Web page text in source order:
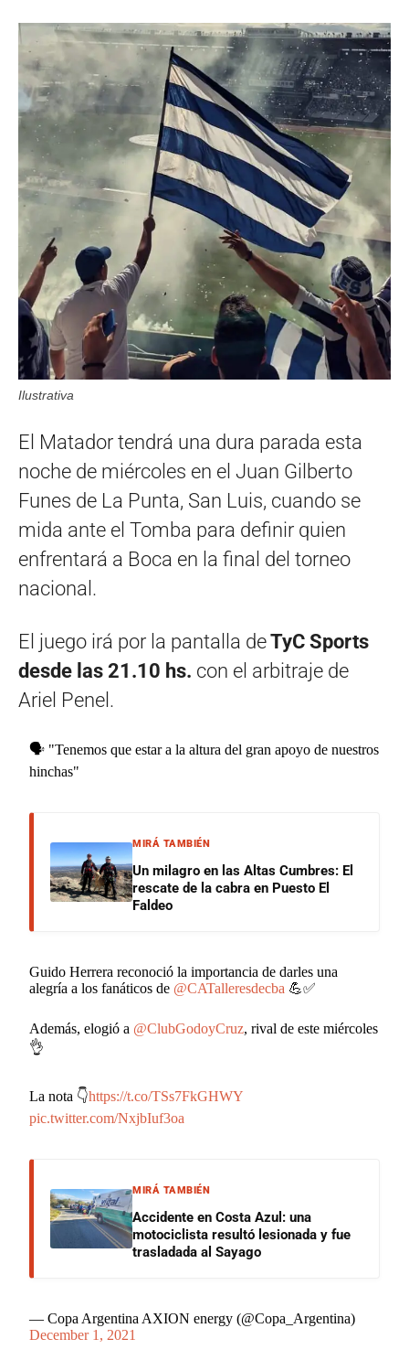
Ilustrativa
El Matador tendrá una dura parada esta
noche de miércoles en el Juan Gilberto
Funes de La Punta, San Luis, cuando se
mida ante el Tomba para definir quien
enfrentará a Boca en la final del torneo
nacional.
El juego irá por la pantalla deTyC Sports
desde las 21.10 hs. con el arbitraje de
Ariel Penel.
🗣 "Tenemos que estar a la altura del gran apoyo de nuestros
hinchas"
MIRÁ TAMBIÉN
Un milagro en las Altas Cumbres: El
rescate de la cabra en Puesto El
Faldeo
Guido Herrera reconoció la importancia de darles una
alegría a los fanáticos de @CATalleresdecba 💪✅
Además, elogió a @ClubGodoyCruz, rival de este miércoles
👌
La nota 👇https://t.co/TSs7FkGHWY
pic.twitter.com/NxjbIuf3oa
MIRÁ TAMBIÉN
Accidente en Costa Azul: una
motociclista resultó lesionada y fue
trasladada al Sayago
— Copa Argentina AXION energy (@Copa_Argentina)
December 1, 2021